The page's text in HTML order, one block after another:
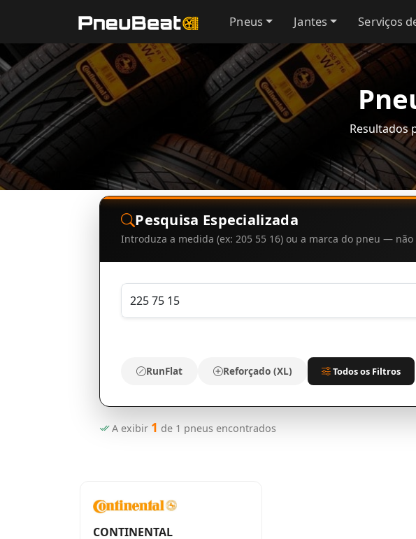
Pneus Jantes Serviços
Resultados
Pesquisa Especializada
Introduza a medida (ex: 205 55 16) ou a marca do pneu — não
RunFlat Reforçado (XL) Todos os Filtros
A exibir 1 de 1 pneus encontrados
CONTINENTAL